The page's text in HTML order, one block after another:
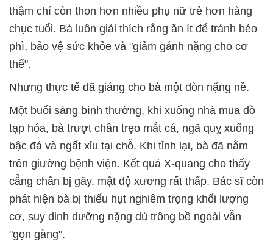
thậm chí còn thon hơn nhiều phụ nữ trẻ hơn hàng
chục tuổi. Bà luôn giải thích rằng ăn ít để tránh béo
phì, bảo vệ sức khỏe và "giảm gánh nặng cho cơ
thể".
Nhưng thực tế đã giáng cho bà một đòn nặng nề.
Một buổi sáng bình thường, khi xuống nhà mua đồ
tạp hóa, bà trượt chân trẹo mắt cá, ngã quỵ xuống
bậc đá và ngất xỉu tại chỗ. Khi tỉnh lại, bà đã nằm
trên giường bệnh viện. Kết quả X-quang cho thấy
cẳng chân bị gãy, mật độ xương rất thấp. Bác sĩ còn
phát hiện bà bị thiếu hụt nghiêm trọng khối lượng
cơ, suy dinh dưỡng nặng dù trông bề ngoài vẫn
"gọn gàng".